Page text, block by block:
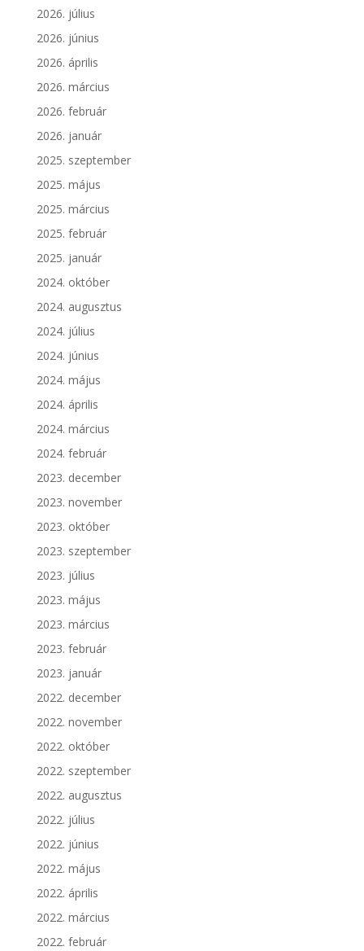
2026. július
2026. június
2026. április
2026. március
2026. február
2026. január
2025. szeptember
2025. május
2025. március
2025. február
2025. január
2024. október
2024. augusztus
2024. július
2024. június
2024. május
2024. április
2024. március
2024. február
2023. december
2023. november
2023. október
2023. szeptember
2023. július
2023. május
2023. március
2023. február
2023. január
2022. december
2022. november
2022. október
2022. szeptember
2022. augusztus
2022. július
2022. június
2022. május
2022. április
2022. március
2022. február